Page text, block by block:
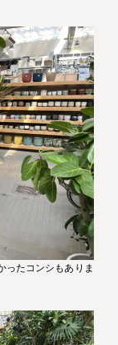
たコンシもありま